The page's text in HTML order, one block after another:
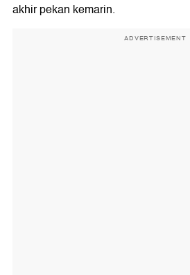
akhir pekan kemarin.
ADVERTISEMENT